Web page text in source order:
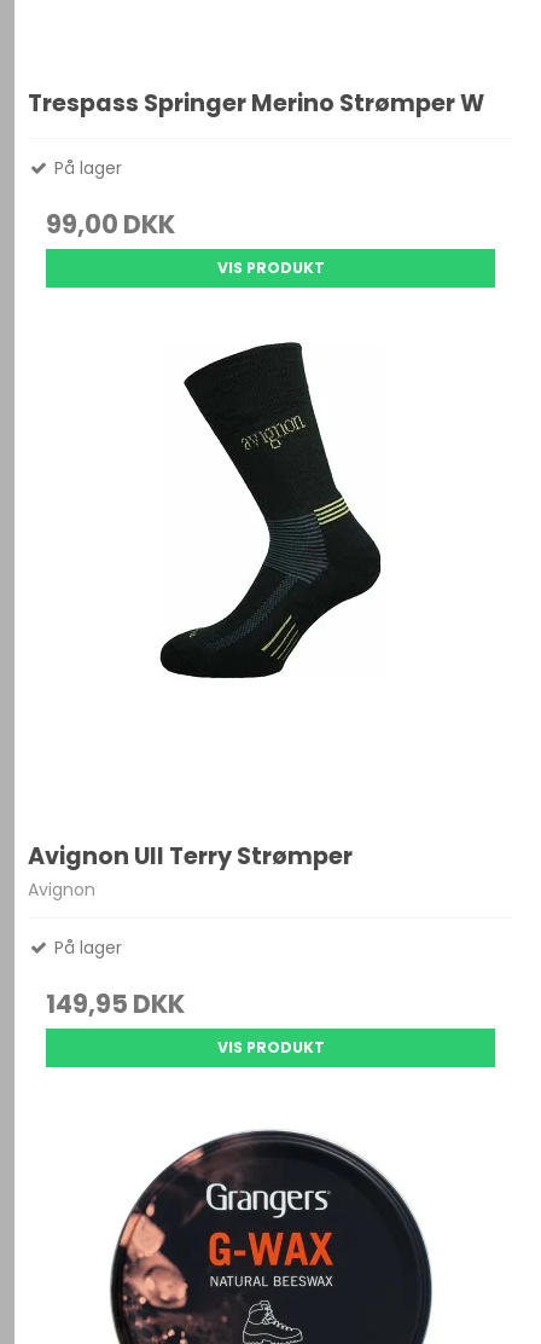
Trespass Springer Merino Strømper W
På lager
99,00 DKK
VIS PRODUKT
Avignon Ull Terry Strømper
Avignon
På lager
149,95 DKK
VIS PRODUKT